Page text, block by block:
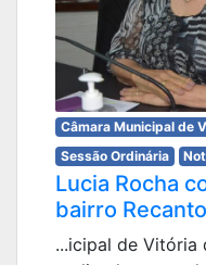
Câmara Municipal de
Sessão Ordinária
Lucia Rocha
bairro
...icipal de Vitória